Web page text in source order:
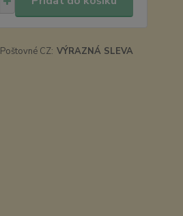
Poštovné CZ: VÝRAZNÁ SLEVA